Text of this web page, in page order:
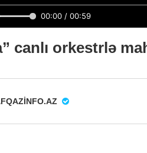
canlı orkestrlə